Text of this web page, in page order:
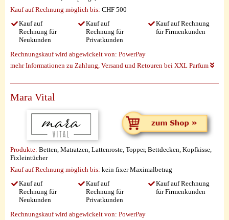
Kauf auf Rechnung möglich bis: CHF 500
Kauf auf
Rechnung für
Neukunden
Kauf auf
Rechnung für
Privatkunden
Kauf auf Rechnung
für Firmenkunden
Rechnungskauf wird abgewickelt von: PowerPay
mehr Informationen zu Zahlung, Versand und Retouren bei XXL Parfum
Mara Vital
Produkte: Betten, Matratzen, Lattenroste, Topper, Bettdecken, Kopfkisse,
Fixleintücher
Kauf auf Rechnung möglich bis: kein fixer Maximalbetrag
Kauf auf
Rechnung für
Neukunden
Kauf auf
Rechnung für
Privatkunden
Kauf auf Rechnung
für Firmenkunden
Rechnungskauf wird abgewickelt von: PowerPay